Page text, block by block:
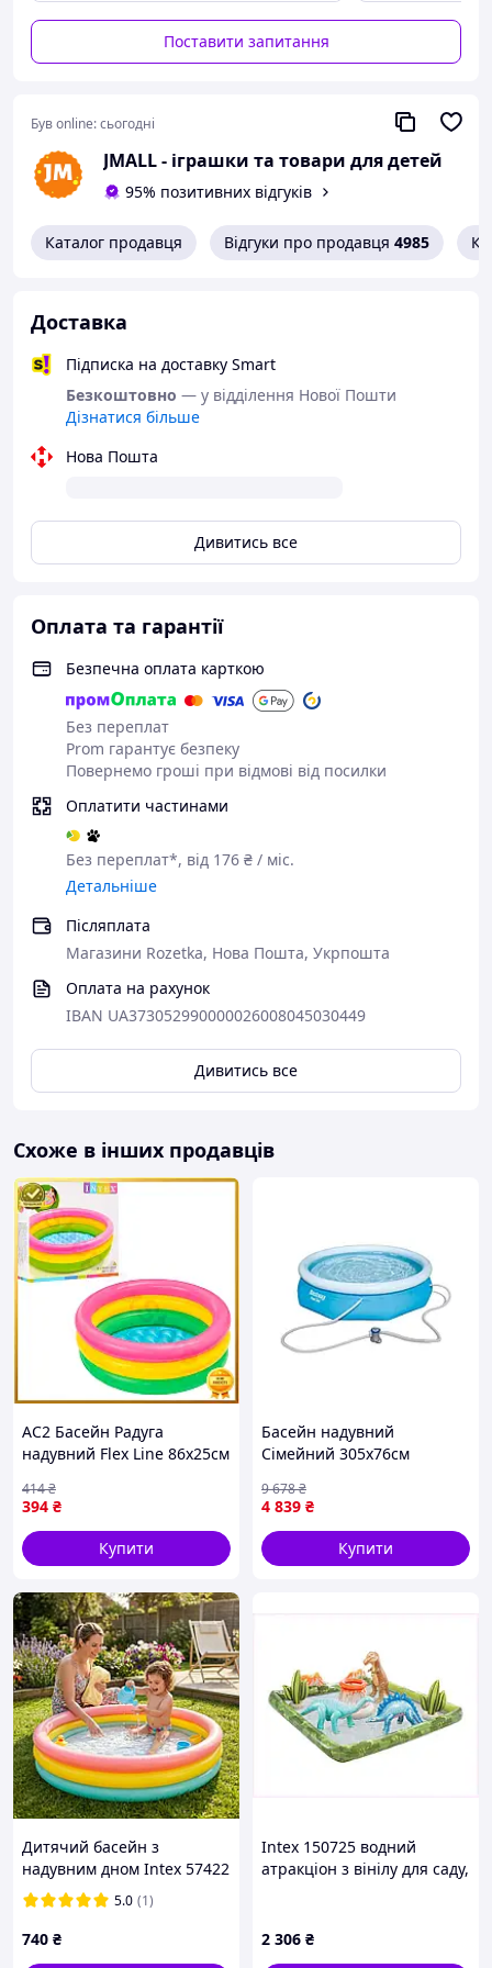
Вік: від 3 років
Комплектація:
Інструкція
Ремкомплект
Поставити запитання
Був online:сьогодні
JMALL - іграшки та товари для детей
95% позитивних відгуків
Каталог продавця Відгуки про продавця 4985
Доставка
Підписка на доставку Smart
Безкоштовно — у відділення Нової Пошти
Дізнатися більше
Нова Пошта
Дивитись все
Оплата та гарантії
Безпечна оплата карткою
Без переплат
Prom гарантує безпеку
Повернемо гроші при відмові від посилки
Оплатити частинами
Без переплат*, від 176 ₴ / міс.
Детальніше
Післяплата
Магазини Rozetka, Нова Пошта, Укрпошта
Оплата на рахунок
IBAN UA373052990000026008045030449
Дивитись все
Схоже в інших продавців
AC2 Басейн Радуга
надувний Flex Line 86х25см
ігровий басейн для
купання MOD58 DE
394 ₴
414₴
Купити
Басейн надувний
Сімейний 305х76см
надувний круглий фільтр-
насос ТМ BESTWAY
4 839 ₴
9 678₴
Купити
Дитячий басейн з
надувним дном Intex 57422
147х33 см відкритий
круглий дитячий м'який
надувний басейн
5.0 (1)
740 ₴
Intex 150725 водний
атракціон з вінілу для саду,
2 306 ₴